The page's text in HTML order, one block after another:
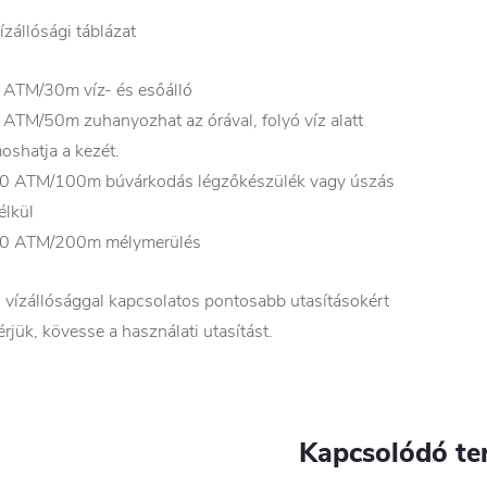
táblázat
30m víz- és esőálló
50m zuhanyozhat az órával, folyó víz alatt
a kezét.
ATM/100m búvárkodás légzőkészülék vagy úszás
ATM/200m mélymerülés
vízállósággal kapcsolatos pontosabb utasításokért
kövesse a használati utasítást.
Kapcsolódó